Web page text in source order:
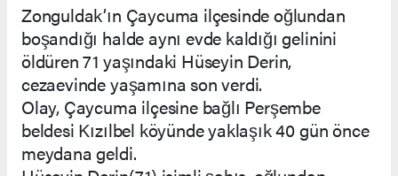
Zonguldak’ın Çaycuma ilçesinde oğlundan
boşandığı halde aynı evde kaldığı gelinini
öldüren 71 yaşındaki Hüseyin Derin,
cezaevinde yaşamına son verdi.
Olay, Çaycuma ilçesine bağlı Perşembe
beldesi Kızılbel köyünde yaklaşık 40 gün önce
meydana geldi.